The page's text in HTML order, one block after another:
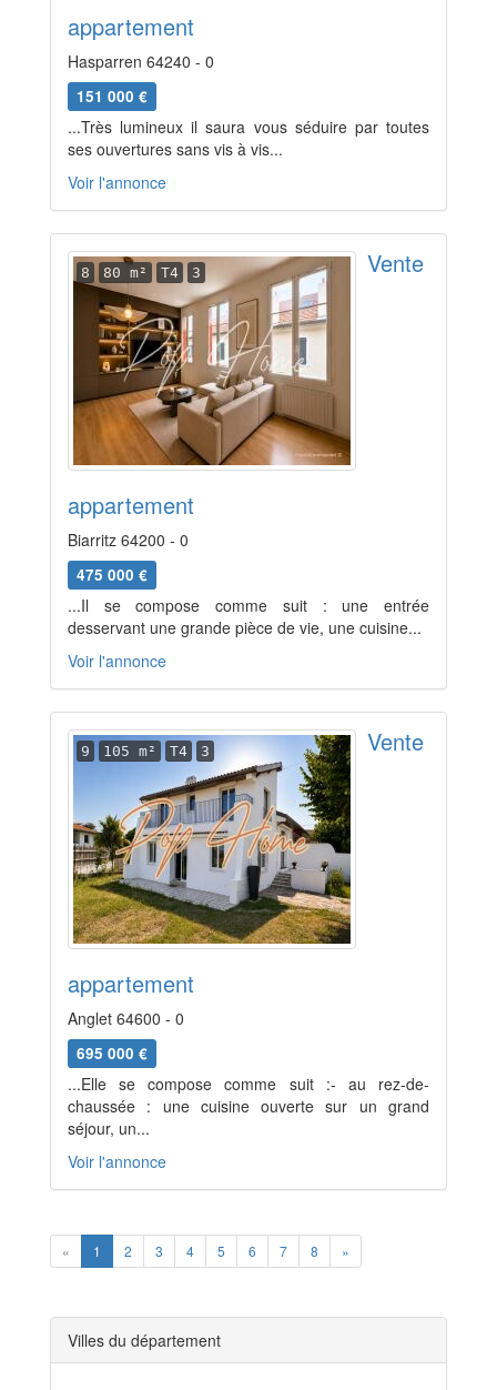
appartement
Hasparren 64240 - 0
151 000 €
...Très lumineux il saura vous séduire par toutes
ses ouvertures sans vis à vis...
Voir l'annonce
8 80 m² T4 3 Vente
appartement
Biarritz 64200 - 0
475 000 €
...Il se compose comme suit : une entrée
desservant une grande pièce de vie, une cuisine...
Voir l'annonce
9 105 m² T4 3 Vente
appartement
Anglet 64600 - 0
695 000 €
...Elle se compose comme suit :- au rez-de-
chaussée : une cuisine ouverte sur un grand
séjour, un...
Voir l'annonce
« Previous
1 2 3 4 5 6 7 8 »
Villes du département